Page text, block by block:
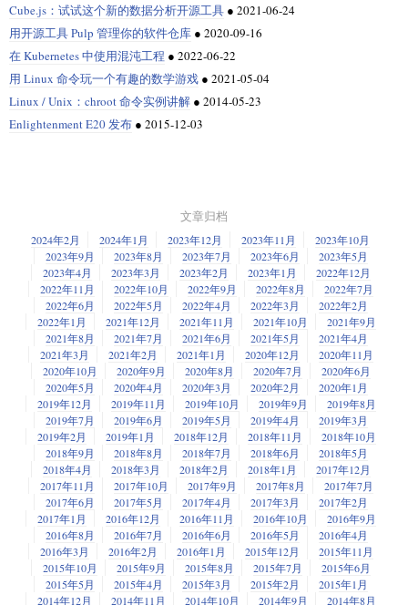
Cube.js：试试这个新的数据分析开源工具 ● 2021-06-24
用开源工具 Pulp 管理你的软件仓库 ● 2020-09-16
在 Kubernetes 中使用混沌工程 ● 2022-06-22
用 Linux 命令玩一个有趣的数学游戏 ● 2021-05-04
Linux / Unix：chroot 命令实例讲解 ● 2014-05-23
Enlightenment E20 发布 ● 2015-12-03
文章归档
2024年2月 2024年1月 2023年12月 2023年11月
2023年10月
2023年9月
2023年8月 2023年7月 2023年6月
2023年5月
2023年4月
2023年3月 2023年2月 2023年1月
2022年12月
2022年11月
2022年10月 2022年9月 2022年8月
2022年7月
2022年6月
2022年5月 2022年4月 2022年3月
2022年2月
2022年1月
2021年12月 2021年11月 2021年10月
2021年9月
2021年8月
2021年7月 2021年6月 2021年5月
2021年4月
2021年3月
2021年2月 2021年1月 2020年12月
2020年11月
2020年10月
2020年9月 2020年8月 2020年7月
2020年6月
2020年5月
2020年4月 2020年3月 2020年2月
2020年1月
2019年12月
2019年11月 2019年10月 2019年9月
2019年8月
2019年7月
2019年6月 2019年5月 2019年4月
2019年3月
2019年2月
2019年1月 2018年12月 2018年11月
2018年10月
2018年9月
2018年8月 2018年7月 2018年6月
2018年5月
2018年4月
2018年3月 2018年2月 2018年1月
2017年12月
2017年11月
2017年10月 2017年9月 2017年8月
2017年7月
2017年6月
2017年5月 2017年4月 2017年3月
2017年2月
2017年1月
2016年12月 2016年11月 2016年10月
2016年9月
2016年8月
2016年7月 2016年6月 2016年5月
2016年4月
2016年3月
2016年2月 2016年1月 2015年12月
2015年11月
2015年10月
2015年9月 2015年8月 2015年7月
2015年6月
2015年5月
2015年4月 2015年3月 2015年2月
2015年1月
2014年12月
2014年11月 2014年10月 2014年9月
2014年8月